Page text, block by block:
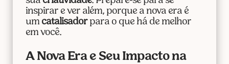
inspirar e ver além, porque a nova era é
um catalisadorpara o que há de melhor
em você.
A Nova Era e Seu Impacto na